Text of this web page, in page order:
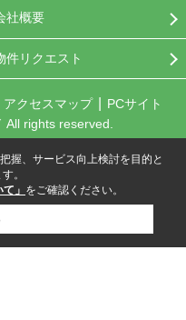
社概要
件リクエスト
アクセスマップ
PCサイト
rights reserved.
握、サービス向上検討を目的と
。
」 をご確認ください。